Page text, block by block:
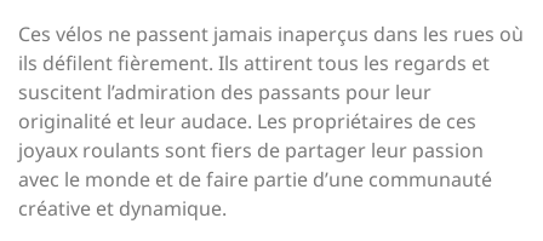
Ces vélos ne passent jamais inaperçus dans les rues où
ils défilent fièrement. Ils attirent tous les regards et
suscitent l’admiration des passants pour leur
originalité et leur audace. Les propriétaires de ces
joyaux roulants sont fiers de partager leur passion
avec le monde et de faire partie d’une communauté
créative et dynamique.